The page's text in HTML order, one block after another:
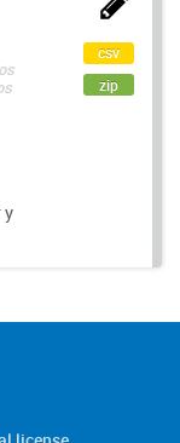
y
csv
zip